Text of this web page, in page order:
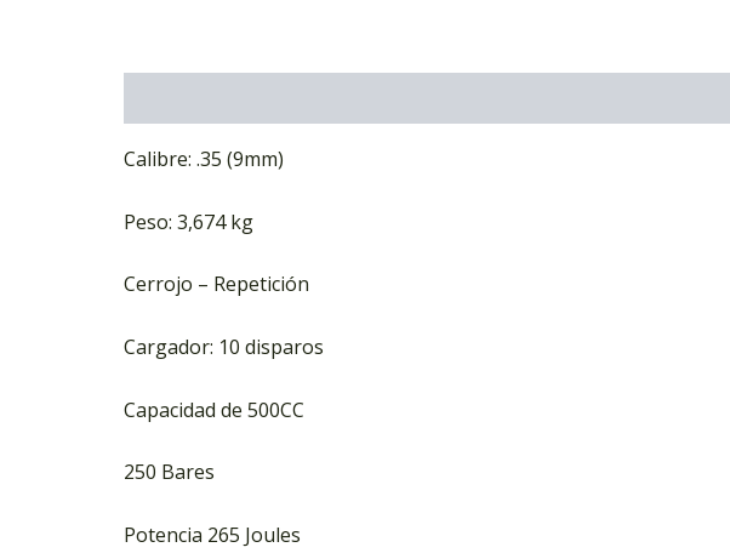
Calibre: .35 (9mm)
Peso: 3,674 kg
Cerrojo – Repetición
Cargador: 10 disparos
Capacidad de 500CC
250 Bares
Potencia 265 Joules